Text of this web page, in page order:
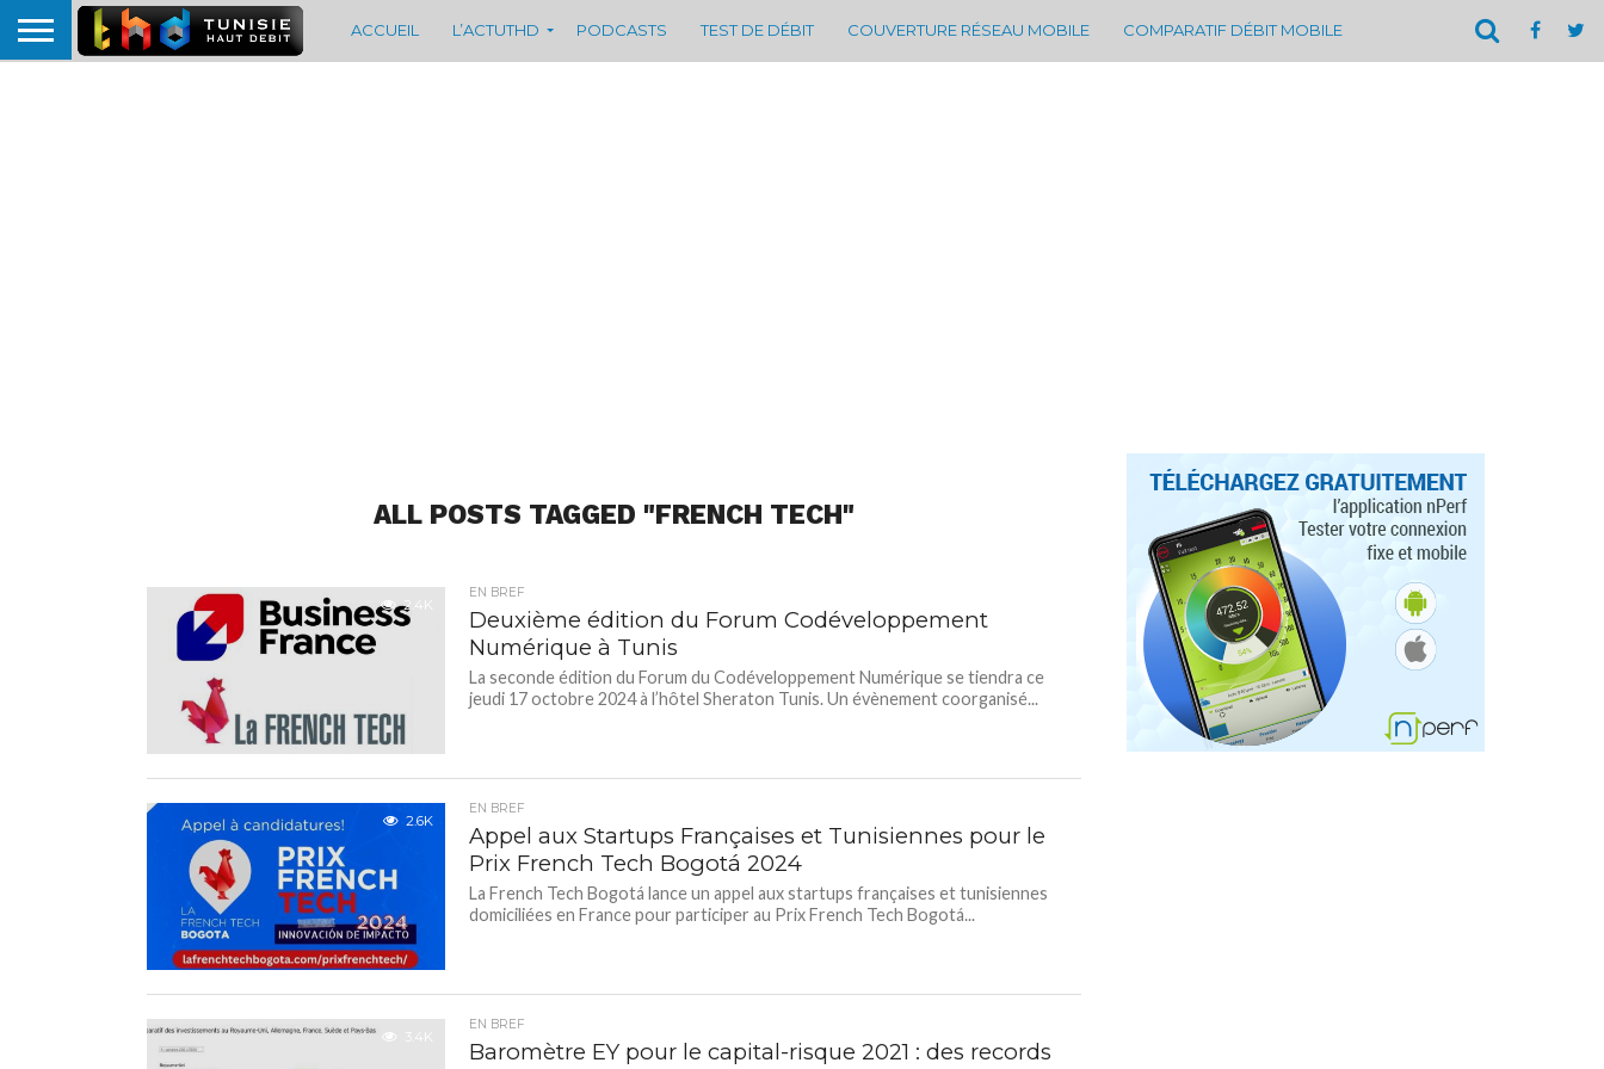
ACCUEIL L’ACTUTHD PODCASTS TEST DE DÉBIT COUVERTURE RÉSEAU MOBILE COMPARATIF DÉBIT MOBILE
ALL POSTS TAGGED "FRENCH TECH"
2.4K
EN BREF
Deuxième édition du Forum Codéveloppement
Numérique à Tunis
La seconde édition du Forum du Codéveloppement Numérique se tiendra ce
jeudi 17 octobre 2024 à l’hôtel Sheraton Tunis. Un évènement coorganisé...
2.6K
EN BREF
Appel aux Startups Françaises et Tunisiennes pour le
Prix French Tech Bogotá 2024
La French Tech Bogotá lance un appel aux startups françaises et tunisiennes
domiciliées en France pour participer au Prix French Tech Bogotá...
3.4K
EN BREF
Baromètre EY pour le capital-risque 2021 : des records